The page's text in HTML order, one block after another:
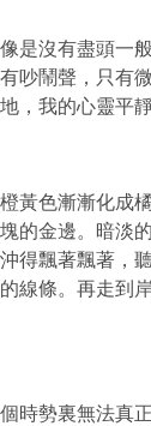
是沒有盡頭
吵鬧聲，只
，我的心靈平
黃色漸漸化
的金邊。暗
得飄著飄著
線條。再走
時勢裏無法